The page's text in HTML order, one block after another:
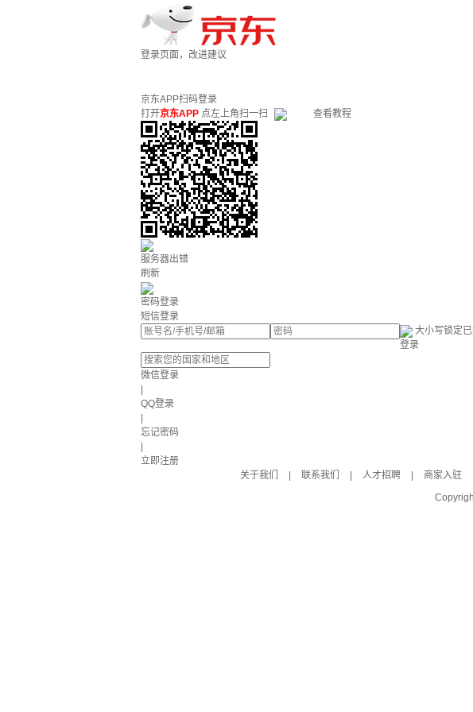
登录页面，改进建议
京东APP扫码登录
打开京东APP 点左上角扫一扫 查看教程
服务器出错
刷新
密码登录
短信登录
大小写锁定
登录
微信登录
QQ登录
忘记密码
立即注册
关于我们
联系我们 人才招聘 商家入驻